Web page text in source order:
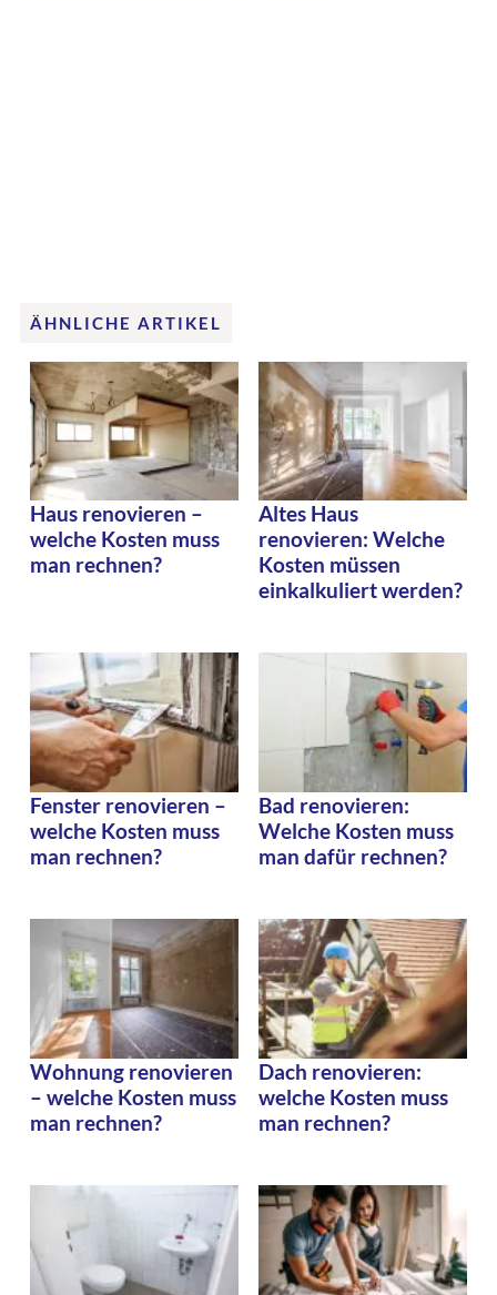
ÄHNLICHE ARTIKEL
Haus renovieren –
welche Kosten muss
man rechnen?
Altes Haus
renovieren: Welche
Kosten müssen
einkalkuliert werden?
Fenster renovieren –
welche Kosten muss
man rechnen?
Bad renovieren:
Welche Kosten muss
man dafür rechnen?
Wohnung renovieren
– welche Kosten muss
man rechnen?
Dach renovieren:
welche Kosten muss
man rechnen?